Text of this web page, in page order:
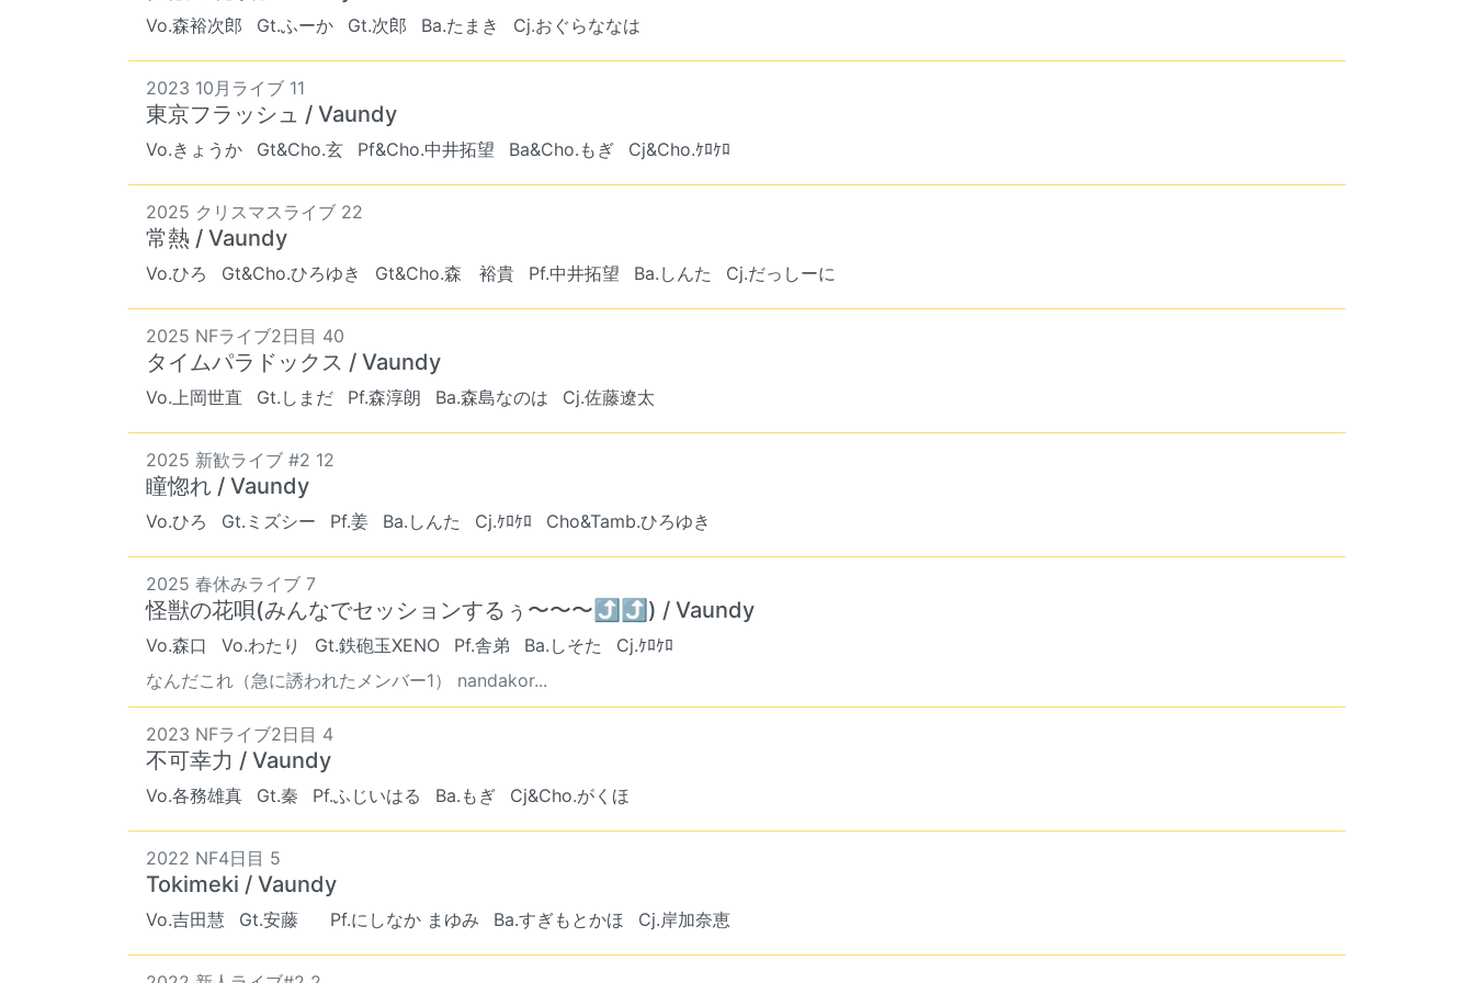
Vo.森裕次郎 Gt.ふーか Gt.次郎 Ba.たまき Cj.おぐらななは
2023 10月ライブ 11
東京フラッシュ / Vaundy
Vo.きょうか Gt&Cho.玄 Pf&Cho.中井拓望 Ba&Cho.もぎ Cj&Cho.ｹﾛｹﾛ
2025 クリスマスライブ 22
常熱 / Vaundy
Vo.ひろ Gt&Cho.ひろゆき Gt&Cho.森 裕貴 Pf.中井拓望 Ba.しんた Cj.だっしーに
2025 NFライブ2日目 40
タイムパラドックス / Vaundy
Vo.上岡世直 Gt.しまだ Pf.森淳朗 Ba.森島なのは Cj.佐藤遼太
2025 新歓ライブ #2 12
瞳惚れ / Vaundy
Vo.ひろ Gt.ミズシー Pf.姜 Ba.しんた Cj.ｹﾛｹﾛ Cho&Tamb.ひろゆき
2025 春休みライブ 7
怪獣の花唄(みんなでセッションするぅ〜〜〜⤴︎⤴︎) / Vaundy
Vo.森口 Vo.わたり Gt.鉄砲玉XENO Pf.舎弟 Ba.しそた
Cj.ｹﾛｹﾛ
なんだこれ（急に誘われたメンバー1） nandakor...
2023 NFライブ2日目 4
不可幸力 / Vaundy
Vo.各務雄真 Gt.秦 Pf.ふじいはる Ba.もぎ Cj&Cho.がくほ
2022 NF4日目 5
Tokimeki / Vaundy
Vo.吉田慧 Gt.安藤 Pf.にしなか まゆみ Ba.すぎもとかほ Cj.岸加奈恵